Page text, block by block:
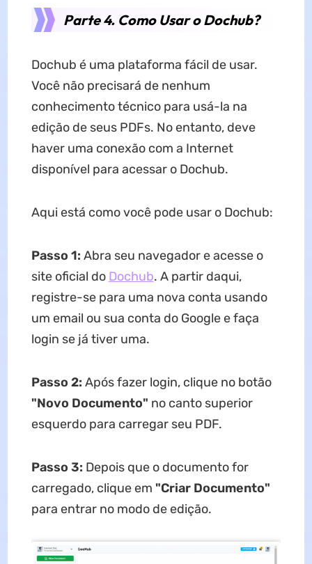
Parte 4. Como Usar o Dochub?
Dochub é uma plataforma fácil de usar.
Você não precisará de nenhum
conhecimento técnico para usá-la na
edição de seus PDFs. No entanto, deve
haver uma conexão com a Internet
disponível para acessar o Dochub.
Aqui está como você pode usar o Dochub:
Passo 1: Abra seu navegador e acesse o
site oficial do Dochub. A partir daqui,
registre-se para uma nova conta usando
um email ou sua conta do Google e faça
login se já tiver uma.
Passo 2: Após fazer login, clique no botão
"Novo Documento" no canto superior
esquerdo para carregar seu PDF.
Passo 3: Depois que o documento for
carregado, clique em "Criar Documento"
para entrar no modo de edição.